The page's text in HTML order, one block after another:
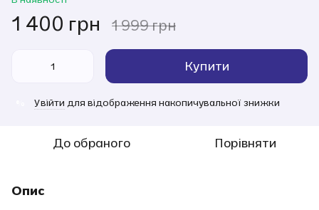
1 400 грн 1 999 грн
Купити
Увійти для відображення накопичувальної знижки
До обраного Порівняти
Опис